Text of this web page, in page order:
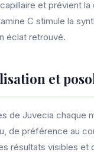
et prévient la
C stimule la
éclat retrouvé.
et
de Juvecia chaque
de préférence au
résultats visibles et